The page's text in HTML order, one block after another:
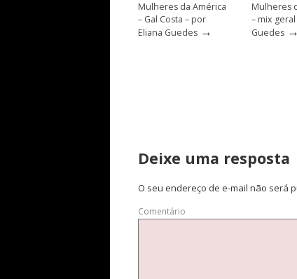
Mulheres da América
– Gal Costa – por
Eliana Guedes →
Mulheres
– mix
Guedes →
Deixe uma resposta
O seu endereço de e-mail não será
Comentário